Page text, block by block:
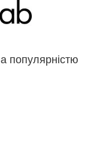
популярністю